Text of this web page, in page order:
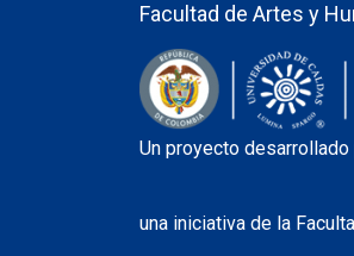
Facultad de Artes y
Un proyecto desarrollado
una iniciativa de la